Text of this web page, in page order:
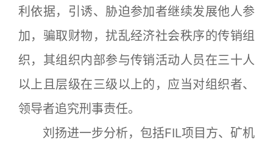
利依据，引诱、胁迫参加者继续发展他人参
加，骗取财物，扰乱经济社会秩序的传销组
织，其组织内部参与传销活动人员在三十人
以上且层级在三级以上的，应当对组织者、
领导者追究刑事责任。
刘扬进一步分析，包括FIL项目方、矿机